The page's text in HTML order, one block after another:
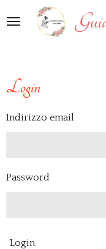
al
Login
Indirizzo email
Password
Login